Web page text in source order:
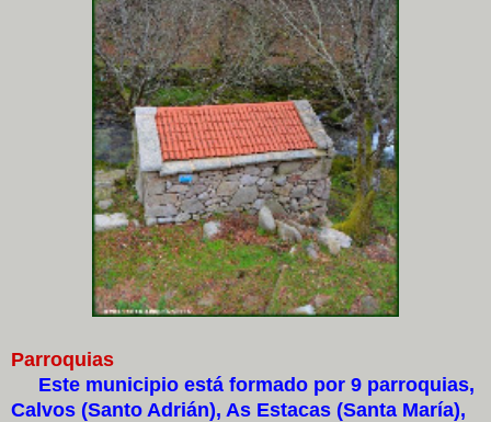
Parroquias
Este municipio está formado por 9 parroquias,
Calvos (Santo Adrián), As Estacas (Santa María),